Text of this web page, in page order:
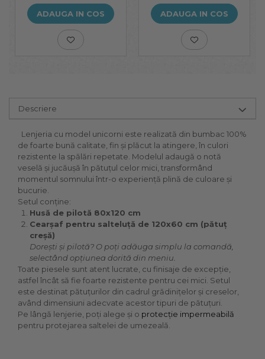
ADAUGA IN COS ADAUGA IN COS
Descriere
Lenjeria cu model unicorni este realizată din bumbac 100%
de foarte bună calitate, fin și plăcut la atingere, în culori
rezistente la spălări repetate. Modelul adaugă o notă
veselă și jucăușă în pătuțul celor mici, transformând
momentul somnului într-o experiență plină de culoare și
bucurie.
Setul conține:
Husă de pilotă 80x120 cm
Cearșaf pentru salteluță de 120x60 cm (pătuț
creșă)
Dorești și pilotă? O poți adăuga simplu la comandă,
selectând opțiunea dorită din meniu.
Toate piesele sunt atent lucrate, cu finisaje de excepție,
astfel încât să fie foarte rezistente pentru cei mici. Setul
este destinat pătuțurilor din cadrul grădinițelor și creselor,
având dimensiuni adecvate acestor tipuri de pătuțuri.
Pe lângă lenjerie, poți alege și o protecție impermeabilă
pentru protejarea saltelei de umezeală.